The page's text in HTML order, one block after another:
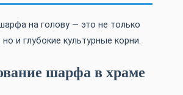
на голову — это не только
и глубокие культурные корни.
шарфа в храме